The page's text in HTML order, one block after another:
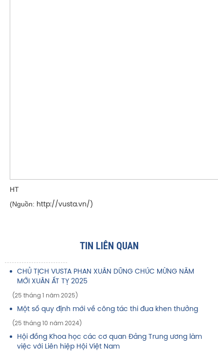
HT
(Nguồn: http://vusta.vn/)
TIN LIÊN QUAN
CHỦ TỊCH VUSTA PHAN XUÂN DŨNG CHÚC MỪNG NĂM
MỚI XUÂN ẤT TỴ 2025
(25 tháng 1 năm 2025)
Một số quy định mới về công tác thi đua khen thưởng
(25 tháng 10 năm 2024)
Hội đồng Khoa học các cơ quan Đảng Trung ương làm
việc với Liên hiệp Hội Việt Nam